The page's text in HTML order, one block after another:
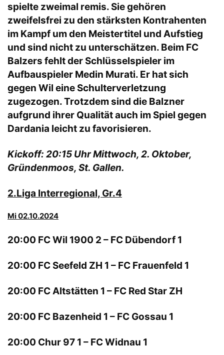
spielte zweimal remis. Sie gehören
zweifelsfrei zu den stärksten Kontrahenten
im Kampf um den Meistertitel und Aufstieg
und sind nicht zu unterschätzen. Beim FC
Balzers fehlt der Schlüsselspieler im
Aufbauspieler Medin Murati. Er hat sich
gegen Wil eine Schulterverletzung
zugezogen. Trotzdem sind die Balzner
aufgrund ihrer Qualität auch im Spiel gegen
Dardania leicht zu favorisieren.
Kickoff: 20:15 Uhr Mittwoch, 2. Oktober,
Gründenmoos, St. Gallen.
2.Liga Interregional, Gr.4
Mi 02.10.2024
20:00 FC Wil 1900 2 – FC Dübendorf 1
20:00 FC Seefeld ZH 1 – FC Frauenfeld 1
20:00 FC Altstätten 1 – FC Red Star ZH
20:00 FC Bazenheid 1 – FC Gossau 1
20:00 Chur 97 1 – FC Widnau 1